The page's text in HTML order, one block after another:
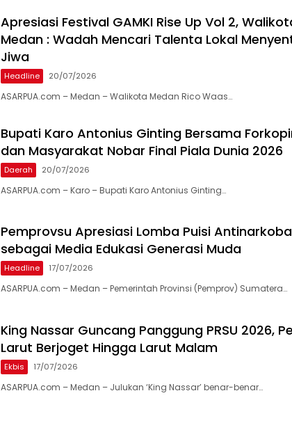
Apresiasi Festival GAMKI Rise Up Vol 2,
Medan : Wadah Mencari Talenta Lokal
Jiwa
Headline 20/07/2026
ASARPUA.com – Medan – Walikota Medan Rico Waas…
Bupati Karo Antonius Ginting Bersama
dan Masyarakat Nobar Final Piala Dunia 2026
Daerah 20/07/2026
ASARPUA.com – Karo – Bupati Karo Antonius Ginting…
Pemprovsu Apresiasi Lomba Puisi Antinarkoba
sebagai Media Edukasi Generasi Muda
Headline 17/07/2026
ASARPUA.com – Medan – Pemerintah Provinsi (Pemprov) Sumatera…
King Nassar Guncang Panggung PRSU 2026,
Larut Berjoget Hingga Larut Malam
Ekbis 17/07/2026
ASARPUA.com – Medan – Julukan ‘King Nassar’ benar-benar…